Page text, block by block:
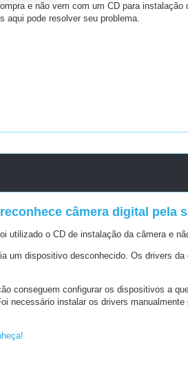
e não vem com um CD para instalação
aqui pode resolver seu problema.
câmera digital pela
utilizado o CD de instalação da câmera e
um dispositivo desconhecido. Os drivers da
conseguem configurar os dispositivos a
necessário instalar os drivers manualmente